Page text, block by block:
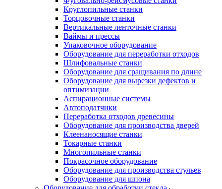
Круглопильные станки
Торцовочные станки
Вертикальные ленточные станки
Ваймы и прессы
Упаковочное оборудование
Оборудование для переработки отходов
Шлифовальные станки
Оборудование для сращивания по длине
Оборудование для вырезки дефектов и
оптимизации
Аспирационные системы
Автоподатчики
Переработка отходов древесины
Оборудование для производства дверей
Клеенаносящие станки
Токарные станки
Многопильные станки
Покрасочное оборудование
Оборудование для производства стульев
Оборудование для шпона